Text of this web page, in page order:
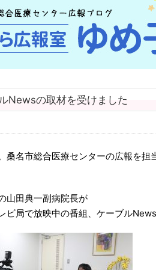
Newsの取材を受けました
桑名市総合医療センターの広報を担
山田典一副病院長が
ビ局で放映中の番組、ケーブル